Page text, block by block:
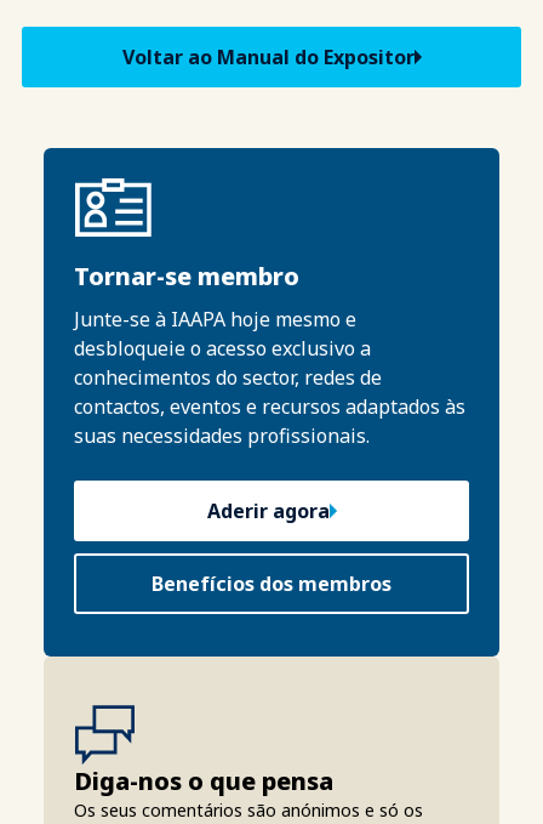
Voltar ao Manual do Expositor
Tornar-se membro
Junte-se à IAAPA hoje mesmo e
desbloqueie o acesso exclusivo a
conhecimentos do sector, redes de
contactos, eventos e recursos adaptados às
suas necessidades profissionais.
Aderir agora
Benefícios dos membros
Diga-nos o que pensa
Os seus comentários são anónimos e só os